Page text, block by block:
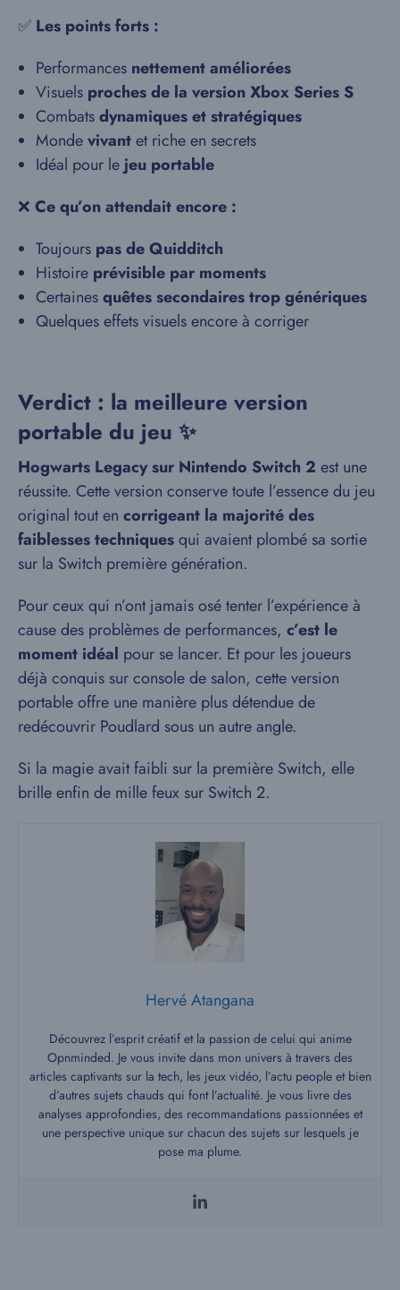
✅ Les points forts :
Performances nettement améliorées
Visuels proches de la version Xbox Series S
Combatsdynamiques et stratégiques
Mondevivantet riche en secrets
Idéal pour lejeu portable
❌ Ce qu’on attendait encore :
Toujours pas de Quidditch
Histoire prévisible par moments
Certainesquêtes secondaires trop génériques
Quelques effets visuels encore à corriger
Verdict : la meilleure version
portable du jeu ✨
Hogwarts Legacy sur Nintendo Switch 2 est une
réussite. Cette version conserve toute l’essence du jeu
original tout en corrigeant la majorité des
faiblesses techniquesqui avaient plombé sa sortie
sur la Switch première génération.
Pour ceux qui n’ont jamais osé tenter l’expérience à
cause des problèmes de performances, c’est le
moment idéal pour se lancer. Et pour les joueurs
déjà conquis sur console de salon, cette version
portable offre une manière plus détendue de
redécouvrir Poudlard sous un autre angle.
Si la magie avait faibli sur la première Switch, elle
brille enfin de mille feux sur Switch 2.
Hervé Atangana
Découvrez l’esprit créatif et la passion de celui qui anime
Opnminded. Je vous invite dans mon univers à travers des
articles captivants sur la tech, les jeux vidéo, l’actu people et bien
d’autres sujets chauds qui font l’actualité. Je vous livre des
analyses approfondies, des recommandations passionnées et
une perspective unique sur chacun des sujets sur lesquels je
pose ma plume.